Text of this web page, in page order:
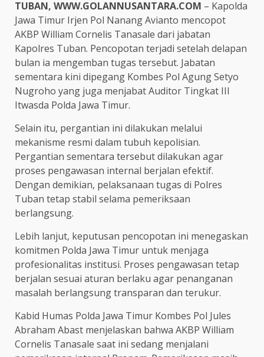
TUBAN, WWW.GOLANNUSANTARA.COM – Kapolda
Jawa Timur Irjen Pol Nanang Avianto mencopot
AKBP William Cornelis Tanasale dari jabatan
Kapolres Tuban. Pencopotan terjadi setelah delapan
bulan ia mengemban tugas tersebut. Jabatan
sementara kini dipegang Kombes Pol Agung Setyo
Nugroho yang juga menjabat Auditor Tingkat III
Itwasda Polda Jawa Timur.
Selain itu, pergantian ini dilakukan melalui
mekanisme resmi dalam tubuh kepolisian.
Pergantian sementara tersebut dilakukan agar
proses pengawasan internal berjalan efektif.
Dengan demikian, pelaksanaan tugas di Polres
Tuban tetap stabil selama pemeriksaan
berlangsung.
Lebih lanjut, keputusan pencopotan ini menegaskan
komitmen Polda Jawa Timur untuk menjaga
profesionalitas institusi. Proses pengawasan tetap
berjalan sesuai aturan berlaku agar penanganan
masalah berlangsung transparan dan terukur.
Kabid Humas Polda Jawa Timur Kombes Pol Jules
Abraham Abast menjelaskan bahwa AKBP William
Cornelis Tanasale saat ini sedang menjalani